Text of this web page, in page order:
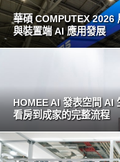
華碩 COMPUTEX
與裝置端 AI 應用發展
HOMEE AI 發表空間 AI
看房到成家的完整流程